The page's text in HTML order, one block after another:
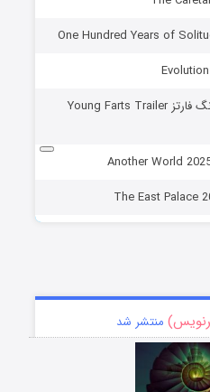
دانلود مستند قطعات تریلر یانگ فارتز Young Farts Trailer
منتشر شد